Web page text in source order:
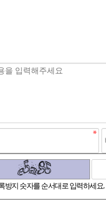
방지 숫자를 순서대로 입력하세요.